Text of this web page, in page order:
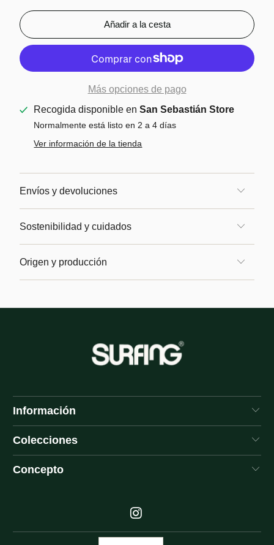
Añadir a la cesta
Más opciones de pago
Recogida disponible enSan Sebastián Store
Normalmente está listo en 2 a 4 días
Ver información de la tienda
Envíos y devoluciones
Sostenibilidad y cuidados
Origen y producción
Información
Colecciones
Concepto